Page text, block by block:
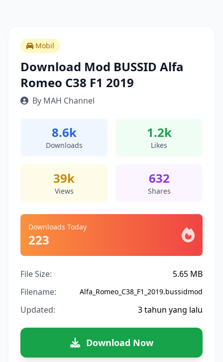
Mobil
Download Mod BUSSID Alfa
Romeo C38 F1 2019
By MAH Channel
8.6k
Downloads
1.2k
Likes
39k
Views
632
Shares
Downloads Today
223
File Size:
5.65 MB
Filename:
Alfa_Romeo_C38_F1_2019.bussidmod
Updated: 3 tahun yang lalu
Download Now